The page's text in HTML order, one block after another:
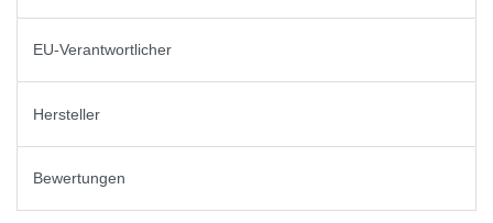
EU-Verantwortlicher
Hersteller
Bewertungen